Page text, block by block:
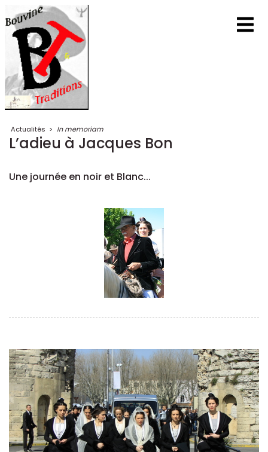
Actualités > In memoriam
L’adieu à Jacques Bon
Une journée en noir et Blanc...